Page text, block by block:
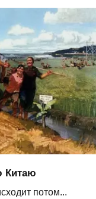
Китаю
потом...